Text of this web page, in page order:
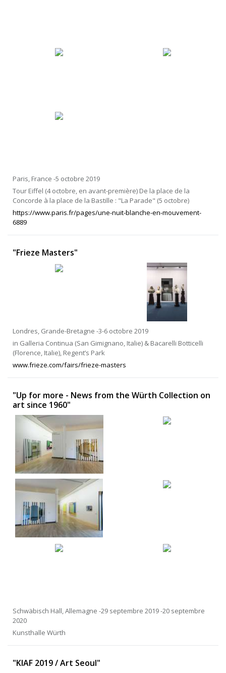
Paris, France -5 octobre 2019
Tour Eiffel (4 octobre, en avant-première) De la place de la
Concorde à la place de la Bastille : "La Parade" (5 octobre)
https://www.paris.fr/pages/une-nuit-blanche-en-mouvement-
6889
"Frieze Masters"
Londres, Grande-Bretagne -3-6 octobre 2019
in Galleria Continua (San Gimignano, Italie) & Bacarelli Botticelli
(Florence, Italie), Regent’s Park
www.frieze.com/fairs/frieze-masters
"Up for more - News from the Würth Collection on
art since 1960"
Schwäbisch Hall, Allemagne -29 septembre 2019 -20 septembre
2020
Kunsthalle Würth
"KIAF 2019 / Art Seoul"